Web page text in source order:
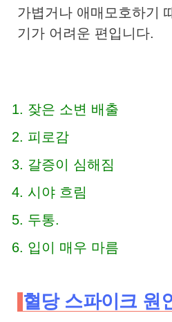
가볍거나 애매모호하기
기가 어려운 편입니다.
잦은 소변 배출
피로감
갈증이 심해짐
시야 흐림
두통.
입이 매우 마름
혈당 스파이크 원